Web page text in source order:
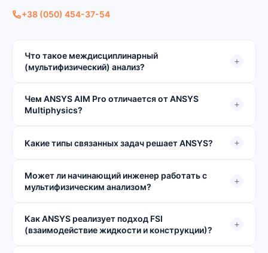
+38 (050) 454-37-54
Что такое междисциплинарный
(мультифизический) анализ?
+
Чем ANSYS AIM Pro отличается от ANSYS
Multiphysics?
+
Какие типы связанных задач решает ANSYS? +
Может ли начинающий инженер работать с
мультифизическим анализом?
+
Как ANSYS реализует подход FSI
(взаимодействие жидкости и конструкции)?
+